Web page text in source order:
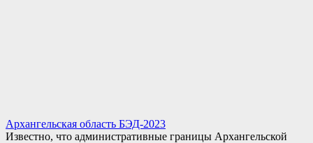
Архангельская область БЭД-2023
Известно, что административные границы Архангельской